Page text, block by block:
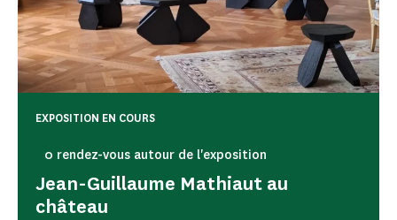
Jean-Guillaume Mathiaut au
château
0 rendez-vous autour de l'exposition
EXPOSITION EN COURS